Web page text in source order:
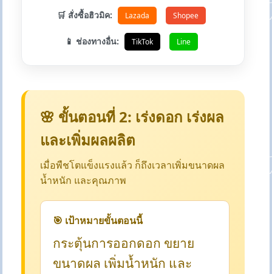
🛒 สั่งซื้อฮิวมิค: Lazada Shopee
📱 ช่องทางอื่น: TikTok Line
🌸 ขั้นตอนที่ 2: เร่งดอก เร่งผล
และเพิ่มผลผลิต
เมื่อพืชโตแข็งแรงแล้ว ก็ถึงเวลาเพิ่มขนาดผล
น้ำหนัก และคุณภาพ
🎯 เป้าหมายขั้นตอนนี้
กระตุ้นการออกดอก ขยาย
ขนาดผล เพิ่มน้ำหนัก และ